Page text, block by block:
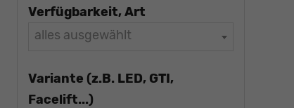
Verfügbarkeit, Art
alles ausgewählt
Variante (z.B. LED, GTI,
Facelift...)